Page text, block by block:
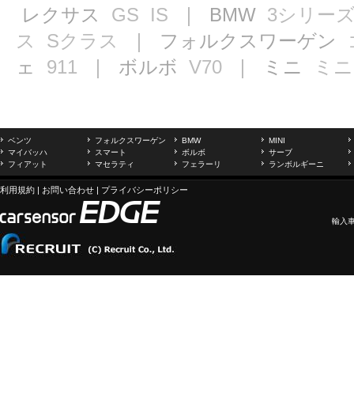
レクサス GS IS ｜ BMW 3シリー
ス
Sクラス ｜ フォルクスワーゲン
ェ 911 ｜ ボルボ V70 ｜ ミニ ミニ
ベンツ フォルクスワーゲン BMW
MINI
マイバッハ
スマート ボルボ
サーブ
フィアット
マセラティ フェラーリ ランボルギーニ
利用規約 | お問い合わせ | プライバシーポリシー
輸入